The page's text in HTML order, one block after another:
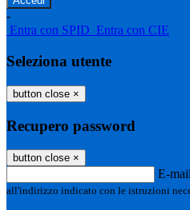
-
Entra con SPID Entra con CIE
Seleziona utente
button close ×
Recupero password
button close ×
E-mail
all'indirizzo indicato con le istruzioni